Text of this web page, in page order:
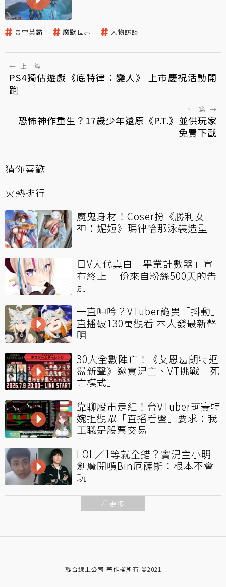
暴雪英霸 魔獸世界 人物訪談
← 上一篇
PS4獨佔遊戲《底特律：變人》 上市慶祝活動開
跑
下一篇 →
恐怖神作重生？17歲少年還原《P.T.》並供玩家
免費下載
猜你喜歡
火熱排行
魔鬼身材！Coser扮《勝利女
神：妮姬》瑪律恰那泳裝造型
日V大代真白「畢業計數器」宣
布終止 一份來自粉絲500天的告
別
一直呻吟？VTuber詭異「抖動」
直播破130萬觀看 本人發最新聲
明
30人全數陣亡！《艾恩葛朗特迴
盪新聲》邀實況主、VT挑戰「死
亡模式」
靠聊股市走紅！台VTuber珂賽特
婉拒觀眾「直播看盤」要求：我
正職是股票交易
LOL／1等就全錯？實況主小明
劍魔開噴Bin厄薩斯：根本不會
玩
看更多
聯合線上公司 著作權所有 ©2021